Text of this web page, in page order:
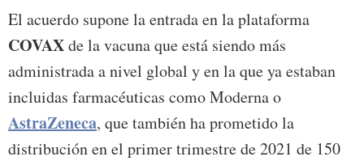
El acuerdo supone la entrada en la plataforma
COVAXde la vacuna que está siendo más
administrada a nivel global y en la que ya estaban
incluidas farmacéuticas como Moderna o
AstraZeneca, que también ha prometido la
distribución en el primer trimestre de 2021 de 150